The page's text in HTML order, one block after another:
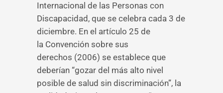
Internacional de las Personas con
Discapacidad, que se celebra cada 3 de
diciembre. En el artículo 25 de
la Convención sobre sus
derechos (2006) se establece que
deberían “gozar del más alto nivel
posible de salud sin discriminación”, la